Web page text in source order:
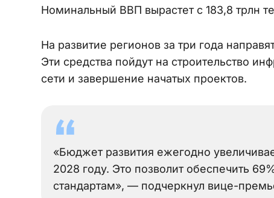
Номинальный ВВП вырастет с 183,8 трлн
На развитие регионов за три года
Эти средства пойдут на строительство
сети и завершение начатых проектов.
«Бюджет развития ежегодно
2028 году. Это позволит обеспечить
стандартам», — подчеркнул вице-